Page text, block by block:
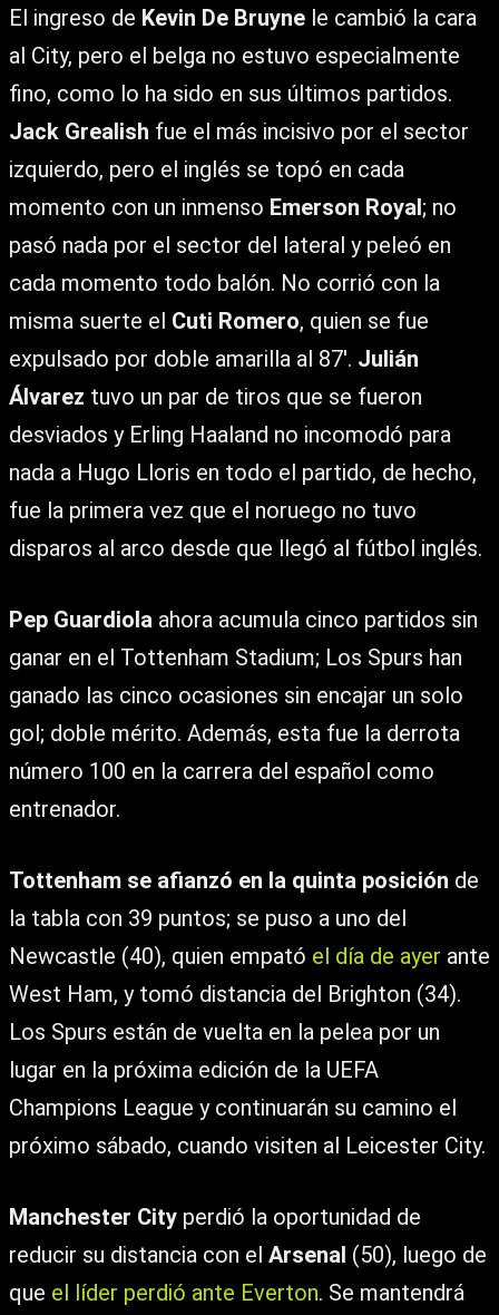
El ingreso de Kevin De Bruyne le cambió la cara
al City, pero el belga no estuvo especialmente
fino, como lo ha sido en sus últimos partidos.
Jack Grealish fue el más incisivo por el sector
izquierdo, pero el inglés se topó en cada
momento con un inmenso Emerson Royal; no
pasó nada por el sector del lateral y peleó en
cada momento todo balón. No corrió con la
misma suerte el Cuti Romero, quien se fue
expulsado por doble amarilla al 87′. Julián
Álvarez tuvo un par de tiros que se fueron
desviados y Erling Haaland no incomodó para
nada a Hugo Lloris en todo el partido, de hecho,
fue la primera vez que el noruego no tuvo
disparos al arco desde que llegó al fútbol inglés.
Pep Guardiola ahora acumula cinco partidos sin
ganar en el Tottenham Stadium; Los Spurs han
ganado las cinco ocasiones sin encajar un solo
gol; doble mérito. Además, esta fue la derrota
número 100 en la carrera del español como
entrenador.
Tottenham se afianzó en la quinta posición de
la tabla con 39 puntos; se puso a uno del
Newcastle (40), quien empató el día de ayer ante
West Ham, y tomó distancia del Brighton (34).
Los Spurs están de vuelta en la pelea por un
lugar en la próxima edición de la UEFA
Champions League y continuarán su camino el
próximo sábado, cuando visiten al Leicester City.
Manchester City perdió la oportunidad de
reducir su distancia con el Arsenal (50), luego de
que el líder perdió ante Everton. Se mantendrá